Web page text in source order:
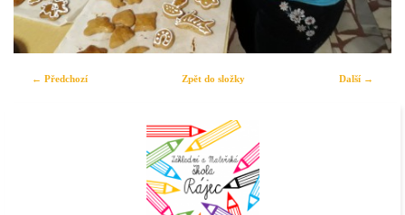
← Předchozí Další →
Zpět do složky